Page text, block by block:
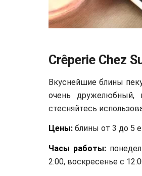
Crêperie Chez
Вкуснейшие блины
очень дружелюбный,
стесняйтесь
Цены: блины от 3 до 5
Часы работы:
2:00, воскресенье с